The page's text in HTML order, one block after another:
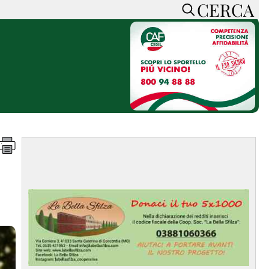
CERCA
ACCEDI o REGISTRATI
CONTATTI
CON NOI
SOSTIENI LA PRESSA
CONOSCI LA PRESSA
FEED RSS
MAPPA DEL SITO
NORMATIVE
DEONTOLOGICHE
CERCA